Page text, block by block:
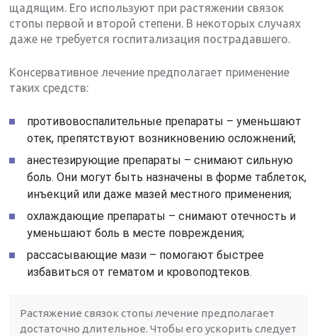
щадящим. Его используют при растяжении связок
стопы первой и второй степени. В некоторых случаях
даже не требуется госпитализация пострадавшего.
Консервативное лечение предполагает применение
таких средств:
противовоспалительные препараты – уменьшают
отек, препятствуют возникновению осложнений;
анестезирующие препараты – снимают сильную
боль. Они могут быть назначены в форме таблеток,
инъекций или даже мазей местного применения;
охлаждающие препараты – снимают отечность и
уменьшают боль в месте повреждения;
рассасывающие мази – помогают быстрее
избавиться от гематом и кровоподтеков.
Растяжение связок стопы лечение предполагает
достаточно длительное. Чтобы его ускорить следует